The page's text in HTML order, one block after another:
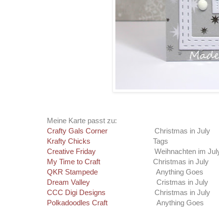
Meine Karte passt zu:
Crafty Gals Corner Christmas in July
Krafty Chicks Tags
Creative Friday Weihnachten im
My Time to Craft Christmas in July
QKR Stampede Anything Goes
Dream Valley Cristmas in July
CCC Digi Designs Christmas in July
Polkadoodles Craft Anything Goes